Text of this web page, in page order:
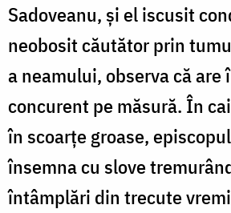
Sadoveanu, și el iscusit
neobosit căutător prin
a neamului, observa că are
concurent pe măsură. În
în scoarțe groase,
însemna cu slove
întâmplări din trecute